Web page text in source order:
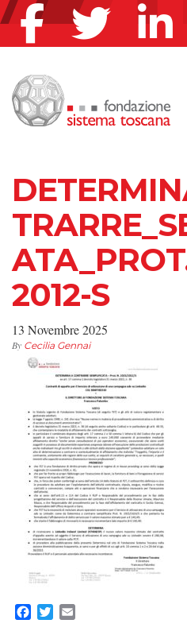
2012-S
13 Novembre 2025
By Cecilia Gennai
Facebook
Twitter